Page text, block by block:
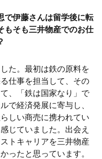
で伊藤さんは留学後に転
もそも三井物産でのお仕
た。最初は鉄の原料を
仕事を担当して、その
、「鉄は国家なり」で
で経済発展に寄与し、
しい商売に携われてい
じていました。出会え
トキャリアを三井物産
ったと思っています。